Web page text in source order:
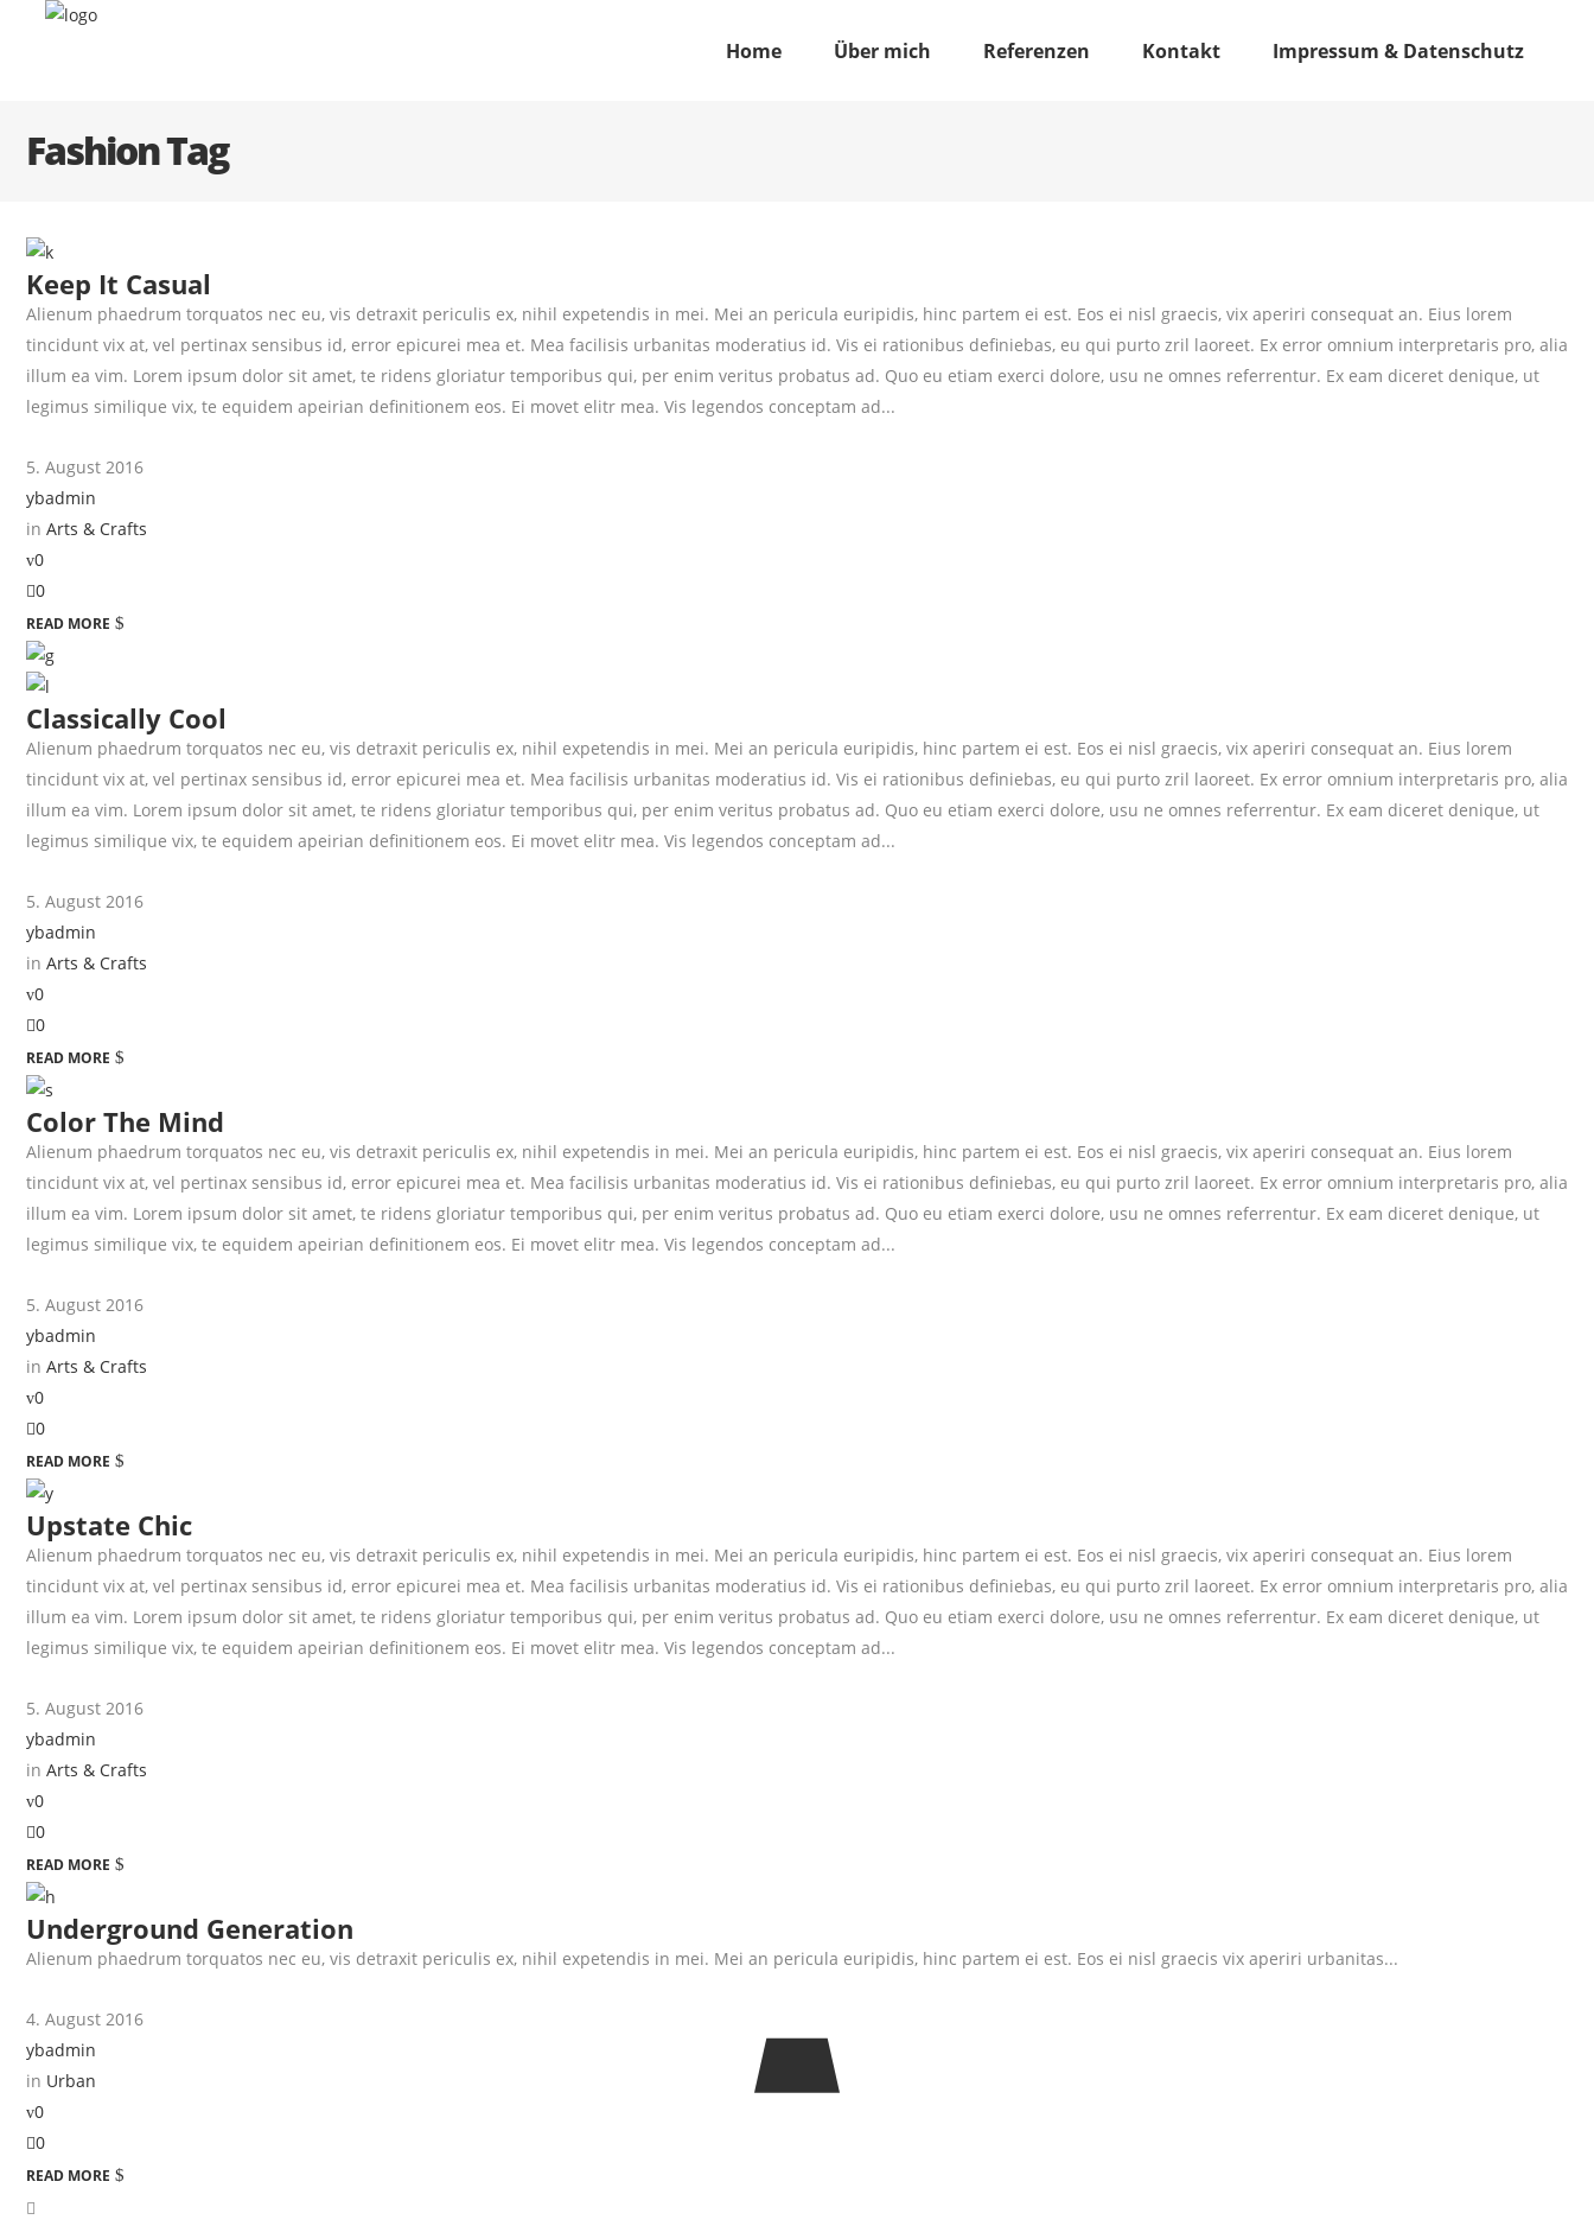
Home Über mich Referenzen Kontakt Impressum & Datenschutz
Fashion Tag
Keep It Casual
Alienum phaedrum torquatos nec eu, vis detraxit periculis ex, nihil expetendis in mei. Mei an pericula euripidis, hinc partem ei est. Eos ei nisl graecis, vix aperiri consequat an. Eius lorem
tincidunt vix at, vel pertinax sensibus id, error epicurei mea et. Mea facilisis urbanitas moderatius id. Vis ei rationibus definiebas, eu qui purto zril laoreet. Ex error omnium interpretaris pro, alia
illum ea vim. Lorem ipsum dolor sit amet, te ridens gloriatur temporibus qui, per enim veritus probatus ad. Quo eu etiam exerci dolore, usu ne omnes referrentur. Ex eam diceret denique, ut
legimus similique vix, te equidem apeirian definitionem eos. Ei movet elitr mea. Vis legendos conceptam ad...
5. August 2016
ybadmin
in Arts & Crafts
0
0
READ MORE
Classically Cool
Alienum phaedrum torquatos nec eu, vis detraxit periculis ex, nihil expetendis in mei. Mei an pericula euripidis, hinc partem ei est. Eos ei nisl graecis, vix aperiri consequat an. Eius lorem
tincidunt vix at, vel pertinax sensibus id, error epicurei mea et. Mea facilisis urbanitas moderatius id. Vis ei rationibus definiebas, eu qui purto zril laoreet. Ex error omnium interpretaris pro, alia
illum ea vim. Lorem ipsum dolor sit amet, te ridens gloriatur temporibus qui, per enim veritus probatus ad. Quo eu etiam exerci dolore, usu ne omnes referrentur. Ex eam diceret denique, ut
legimus similique vix, te equidem apeirian definitionem eos. Ei movet elitr mea. Vis legendos conceptam ad...
5. August 2016
ybadmin
in Arts & Crafts
0
0
READ MORE
Color The Mind
Alienum phaedrum torquatos nec eu, vis detraxit periculis ex, nihil expetendis in mei. Mei an pericula euripidis, hinc partem ei est. Eos ei nisl graecis, vix aperiri consequat an. Eius lorem
tincidunt vix at, vel pertinax sensibus id, error epicurei mea et. Mea facilisis urbanitas moderatius id. Vis ei rationibus definiebas, eu qui purto zril laoreet. Ex error omnium interpretaris pro, alia
illum ea vim. Lorem ipsum dolor sit amet, te ridens gloriatur temporibus qui, per enim veritus probatus ad. Quo eu etiam exerci dolore, usu ne omnes referrentur. Ex eam diceret denique, ut
legimus similique vix, te equidem apeirian definitionem eos. Ei movet elitr mea. Vis legendos conceptam ad...
5. August 2016
ybadmin
in Arts & Crafts
0
0
READ MORE
Upstate Chic
Alienum phaedrum torquatos nec eu, vis detraxit periculis ex, nihil expetendis in mei. Mei an pericula euripidis, hinc partem ei est. Eos ei nisl graecis, vix aperiri consequat an. Eius lorem
tincidunt vix at, vel pertinax sensibus id, error epicurei mea et. Mea facilisis urbanitas moderatius id. Vis ei rationibus definiebas, eu qui purto zril laoreet. Ex error omnium interpretaris pro, alia
illum ea vim. Lorem ipsum dolor sit amet, te ridens gloriatur temporibus qui, per enim veritus probatus ad. Quo eu etiam exerci dolore, usu ne omnes referrentur. Ex eam diceret denique, ut
legimus similique vix, te equidem apeirian definitionem eos. Ei movet elitr mea. Vis legendos conceptam ad...
5. August 2016
ybadmin
in Arts & Crafts
0
0
READ MORE
Underground Generation
Alienum phaedrum torquatos nec eu, vis detraxit periculis ex, nihil expetendis in mei. Mei an pericula euripidis, hinc partem ei est. Eos ei nisl graecis vix aperiri urbanitas...
4. August 2016
ybadmin
in Urban
0
0
READ MORE